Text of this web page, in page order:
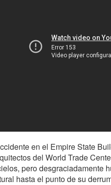
en el Empire State
del World Trade
pero desgraciadamente
hasta el punto de su